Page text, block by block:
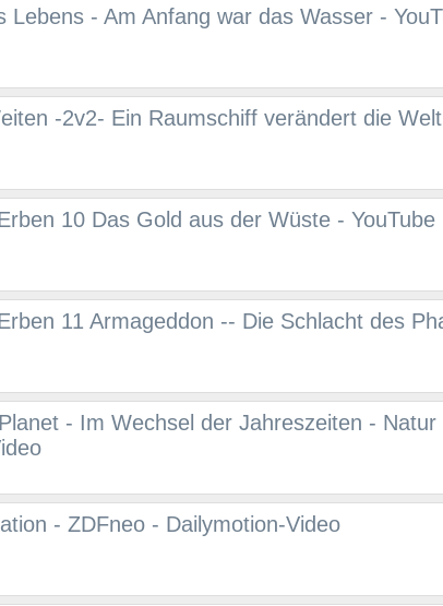
Lebens - Am Anfang war das Wasser -
-2v2- Ein Raumschiff verändert die
10 Das Gold aus der Wüste - YouTube
11 Armageddon -- Die Schlacht des
- Im Wechsel der Jahreszeiten -
- ZDFneo - Dailymotion-Video